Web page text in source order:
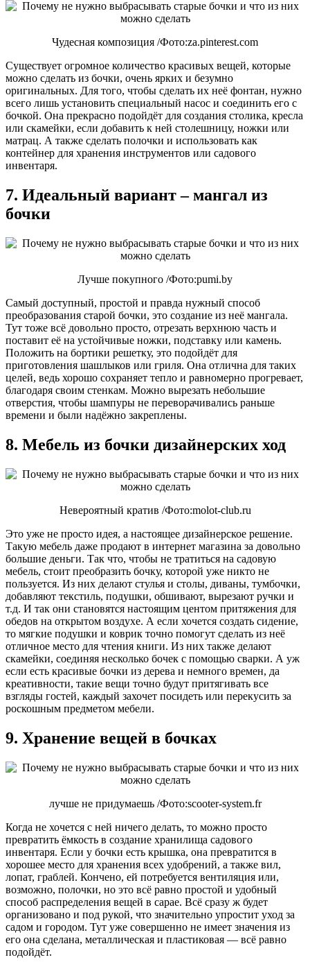
Чудесная композиция /Фото:za.pinterest.com
Существует огромное количество красивых вещей, которые
можно сделать из бочки, очень ярких и безумно
оригинальных. Для того, чтобы сделать их неё фонтан, нужно
всего лишь установить специальный насос и соединить его с
бочкой. Она прекрасно подойдёт для создания столика, кресла
или скамейки, если добавить к ней столешницу, ножки или
матрац. А также сделать полочки и использовать как
контейнер для хранения инструментов или садового
инвентаря.
7. Идеальный вариант – мангал из
бочки
Лучше покупного /Фото:pumi.by
Самый доступный, простой и правда нужный способ
преобразования старой бочки, это создание из неё мангала.
Тут тоже всё довольно просто, отрезать верхнюю часть и
поставит её на устойчивые ножки, подставку или камень.
Положить на бортики решетку, это подойдёт для
приготовления шашлыков или гриля. Она отлична для таких
целей, ведь хорошо сохраняет тепло и равномерно прогревает,
благодаря своим стенкам. Можно вырезать небольшие
отверстия, чтобы шампуры не переворачивались раньше
времени и были надёжно закреплены.
8. Мебель из бочки дизайнерских ход
Невероятный кратив /Фото:molot-club.ru
Это уже не просто идея, а настоящее дизайнерское решение.
Такую мебель даже продают в интернет магазина за довольно
большие деньги. Так что, чтобы не тратиться на садовую
мебель, стоит преобразить бочку, которой уже никто не
пользуется. Из них делают стулья и столы, диваны, тумбочки,
добавляют текстиль, подушки, обшивают, вырезают ручки и
т.д. И так они становятся настоящим центом притяжения для
обедов на открытом воздухе. А если хочется создать сидение,
то мягкие подушки и коврик точно помогут сделать из неё
отличное место для чтения книги. Из них также делают
скамейки, соединяя несколько бочек с помощью сварки. А уж
если есть красивые бочки из дерева и немного времен, да
креативности, такие вещи точно будут притягивать все
взгляды гостей, каждый захочет посидеть или перекусить за
роскошным предметом мебели.
9. Хранение вещей в бочках
лучше не придумаешь /Фото:scooter-system.fr
Когда не хочется с ней ничего делать, то можно просто
превратить ёмкость в создание хранилища садового
инвентаря. Если у бочки есть крышка, она превратится в
хорошее место для хранения всех удобрений, а также вил,
лопат, граблей. Кончено, ей потребуется вентиляция или,
возможно, полочки, но это всё равно простой и удобный
способ распределения вещей в сарае. Всё сразу ж будет
организовано и под рукой, что значительно упростит уход за
садом и городом. Тут уже совершенно не имеет значения из
его она сделана, металлическая и пластиковая — всё равно
подойдёт.